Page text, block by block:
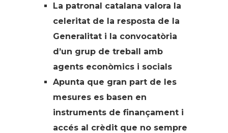
La patronal catalana valora la
celeritat de la resposta de la
Generalitat i la convocatòria
d’un grup de treball amb
agents econòmics i socials
Apunta que gran part de les
mesures es basen en
instruments de finançament i
accés al crèdit que no sempre